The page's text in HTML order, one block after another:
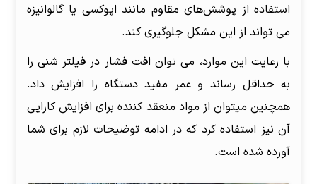
استفاده از پوشش‌های مقاوم مانند اپوکسی یا گالوانیزه
می تواند از این مشکل جلوگیری کند.
با رعایت این موارد، می توان افت فشار در فیلتر شنی را
به حداقل رساند و عمر مفید دستگاه را افزایش داد.
همچنین میتوان از مواد منعقد کننده برای افزایش کارایی
آن نیز استفاده کرد که در ادامه توضیحات لازم برای شما
آورده شده است.